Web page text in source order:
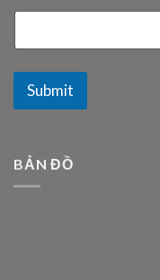
Submit
BẢN ĐỒ